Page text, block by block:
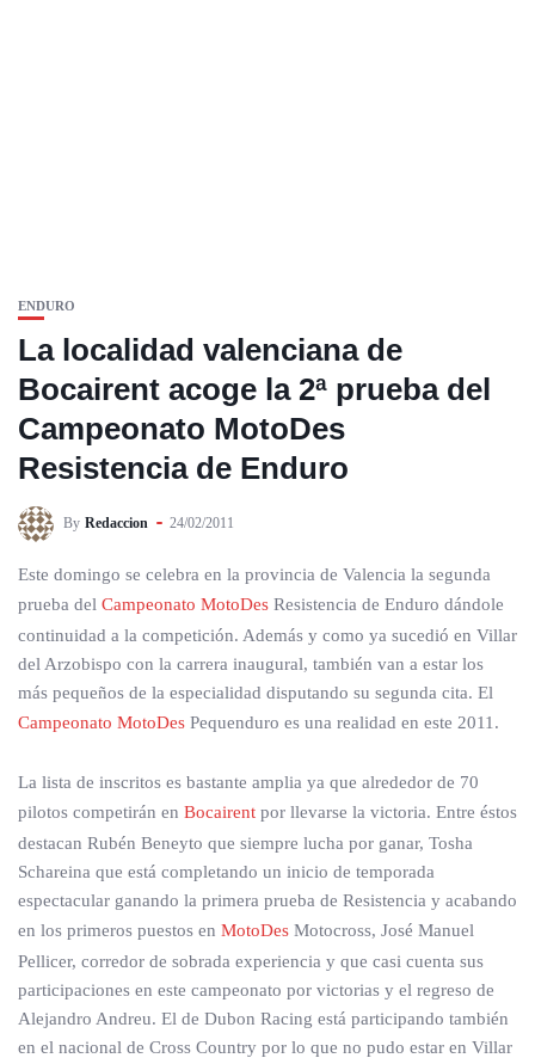
ENDURO
La localidad valenciana de
Bocairent acoge la 2ª prueba del
Campeonato MotoDes
Resistencia de Enduro
By Redaccion 24/02/2011
Este domingo se celebra en la provincia de Valencia la segunda
prueba del Campeonato MotoDes Resistencia de Enduro dándole
continuidad a la competición. Además y como ya sucedió en Villar
del Arzobispo con la carrera inaugural, también van a estar los
más pequeños de la especialidad disputando su segunda cita. El
Campeonato MotoDes Pequenduro es una realidad en este 2011.
La lista de inscritos es bastante amplia ya que alrededor de 70
pilotos competirán en Bocairent por llevarse la victoria. Entre éstos
destacan Rubén Beneyto que siempre lucha por ganar, Tosha
Schareina que está completando un inicio de temporada
espectacular ganando la primera prueba de Resistencia y acabando
en los primeros puestos en MotoDes Motocross, José Manuel
Pellicer, corredor de sobrada experiencia y que casi cuenta sus
participaciones en este campeonato por victorias y el regreso de
Alejandro Andreu. El de Dubon Racing está participando también
en el nacional de Cross Country por lo que no pudo estar en Villar